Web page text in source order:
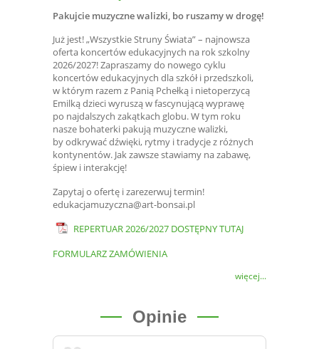
Pakujcie muzyczne walizki, bo ruszamy w drogę!
Już jest! „Wszystkie Struny Świata” – najnowsza
oferta koncertów edukacyjnych na rok szkolny
2026/2027! Zapraszamy do nowego cyklu
koncertów edukacyjnych dla szkół i przedszkoli,
w którym razem z Panią Pchełką i nietoperzycą
Emilką dzieci wyruszą w fascynującą wyprawę
po najdalszych zakątkach globu. W tym roku
nasze bohaterki pakują muzyczne walizki,
by odkrywać dźwięki, rytmy i tradycje z różnych
kontynentów. Jak zawsze stawiamy na zabawę,
śpiew i interakcję!
Zapytaj o ofertę i zarezerwuj termin!
edukacjamuzyczna@art-bonsai.pl
REPERTUAR 2026/2027 DOSTĘPNY TUTAJ
FORMULARZ ZAMÓWIENIA
więcej...
Opinie